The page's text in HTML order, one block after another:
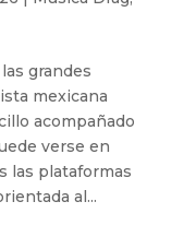
grandes
mexicana
acompañado
verse en
las plataformas
al...